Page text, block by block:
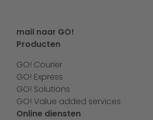
mail naar GO!
Producten
GO! Courier
GO! Express
GO! Solutions
GO! Value added services
Online diensten